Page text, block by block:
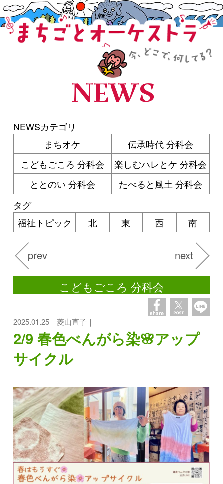
NEWSカテゴリ
まちオケ
伝承時代 分科会
こどもごころ 分科会
楽しむハレとケ 分科会
ととのい 分科会
たべると風土 分科会
タグ
福祉トピック
北 東 西 南
NEWS
prev next
こどもごころ 分科会
2025.01.25｜菱山直子｜
2/9 春色べんがら染🌸アップ
サイクル